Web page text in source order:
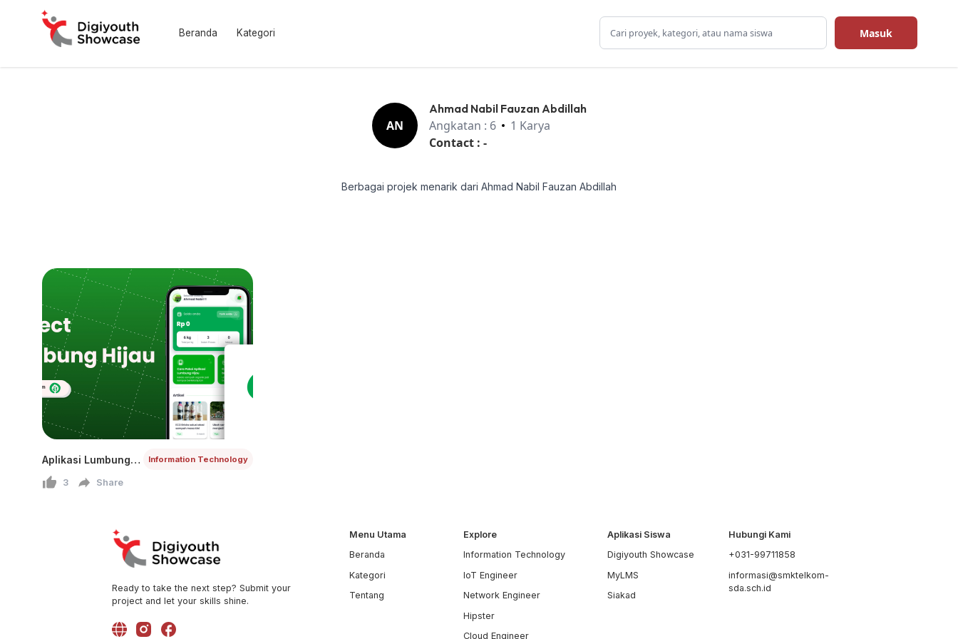
Beranda Kategori Masuk
AN
Ahmad Nabil Fauzan Abdillah
Angkatan : 6
1 Karya
Contact : -
Berbagai projek menarik dari Ahmad Nabil Fauzan Abdillah
Aplikasi Lumbung
Hijau
Information Technology
3 Share
Ready to take the next step? Submit your
project and let your skills shine.
Menu Utama
Beranda
Kategori
Tentang
Explore
Information Technology
IoT Engineer
Network Engineer
Hipster
Cloud Engineer
Aplikasi Siswa
Digiyouth Showcase
MyLMS
Siakad
Hubungi Kami
+031-99711858
informasi@smktelkom-
sda.sch.id